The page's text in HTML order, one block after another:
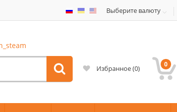
Выберите валюту
Избранное(0) 0